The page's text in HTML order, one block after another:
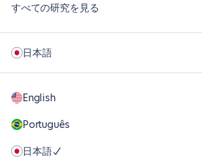
すべての研究を見る
日本語
English
Português
日本語